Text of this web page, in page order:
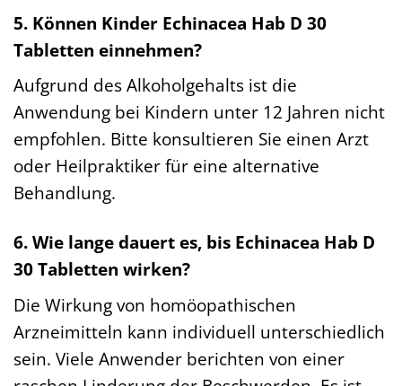
5. Können Kinder Echinacea Hab D 30
Tabletten einnehmen?
Aufgrund des Alkoholgehalts ist die
Anwendung bei Kindern unter 12 Jahren nicht
empfohlen. Bitte konsultieren Sie einen Arzt
oder Heilpraktiker für eine alternative
Behandlung.
6. Wie lange dauert es, bis Echinacea Hab D
30 Tabletten wirken?
Die Wirkung von homöopathischen
Arzneimitteln kann individuell unterschiedlich
sein. Viele Anwender berichten von einer